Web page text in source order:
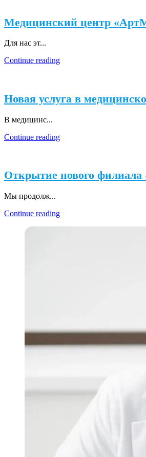
Медицинский центр
Для нас эт...
Continue reading
Новая услуга в
В медицинс...
Continue reading
Открытие нового
Мы продолж...
Continue reading